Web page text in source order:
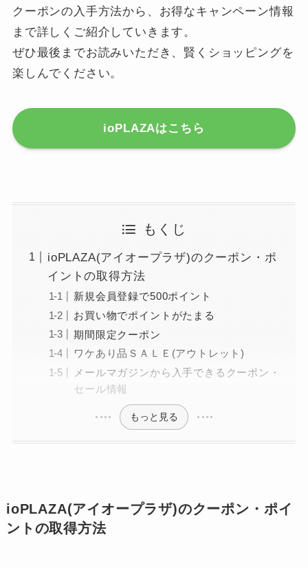
クーポンの入手方法から、お得なキャンペーン情報
まで詳しくご紹介していきます。
ぜひ最後までお読みいただき、賢くショッピングを
楽しんでください。
ioPLAZAはこちら
もくじ
ioPLAZA(アイオープラザ)のクーポン・ポ
イントの取得方法
新規会員登録で500ポイント
お買い物でポイントがたまる
期間限定クーポン
ワケあり品ＳＡＬＥ(アウトレット)
メールマガジンから入手できるクーポン・
セール情報
もっと見る
ioPLAZA(アイオープラザ)のクーポン・ポイ
ントの取得方法